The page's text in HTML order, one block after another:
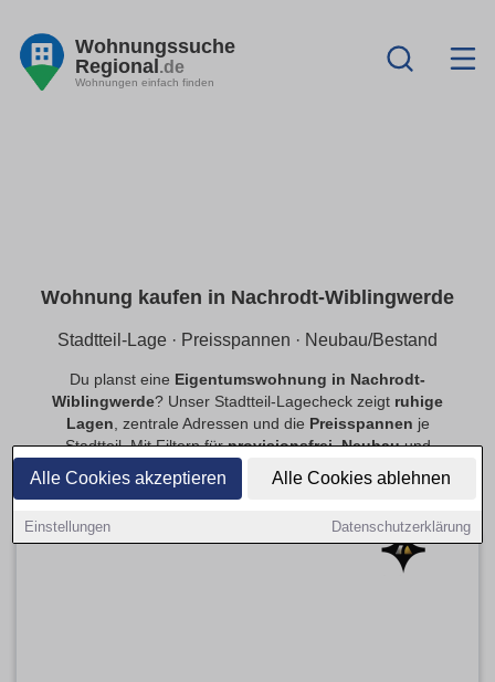
Alle Cookies akzeptieren Alle Cookies ablehnen
Einstellungen Datenschutzerklärung
Wohnungssuche
Regional.de
Wohnungen einfach finden
Wohnung kaufen in Nachrodt-Wiblingwerde
Stadtteil-Lage · Preisspannen · Neubau/Bestand
Du planst eine Eigentumswohnung in Nachrodt-
Wiblingwerde? Unser Stadtteil-Lagecheck zeigt ruhige
Lagen , zentrale Adressen und die Preisspannen je
Stadtteil. Mit Filtern fürprovisionsfrei,Neubauund
Bestand
findest du schnell passende Angebote.